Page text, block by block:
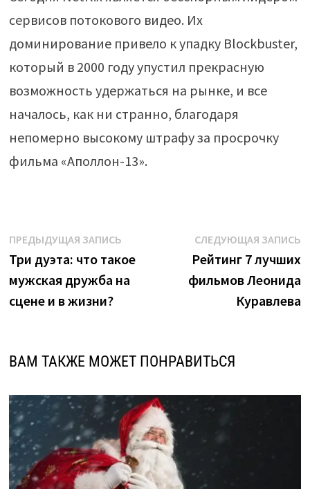
сервисов потокового видео. Их
доминирование привело к упадку Blockbuster,
который в 2000 году упустил прекрасную
возможность удержаться на рынке, и все
началось, как ни странно, благодаря
непомерно высокому штрафу за просрочку
фильма «Аполлон-13».
Навигация
по
записям
ПРЕДЫДУЩАЯ ЗАПИСЬПредыдущая
запись:
Три дуэта: что такое
мужская дружба на
сцене и в жизни?
СЛЕДУЮЩАЯ ЗАПИСЬ
Рейтинг 7 лучших
фильмов Леонида
Куравлева
ВАМ ТАКЖЕ МОЖЕТ ПОНРАВИТЬСЯ